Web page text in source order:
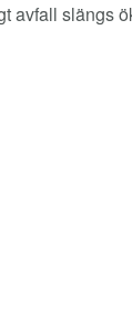
avfall slängs